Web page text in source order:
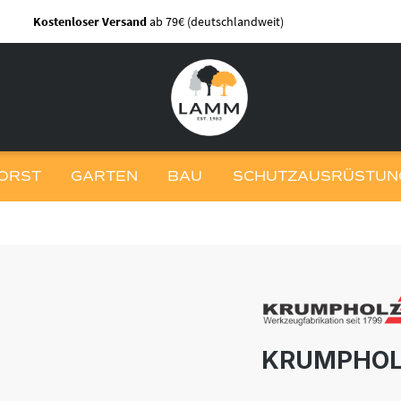
Kostenloser Versandab 79€ (deutschlandweit)
GARTEN BAU